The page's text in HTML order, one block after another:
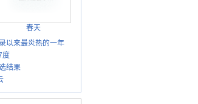
春天
以来最炎热的一年
度
结果